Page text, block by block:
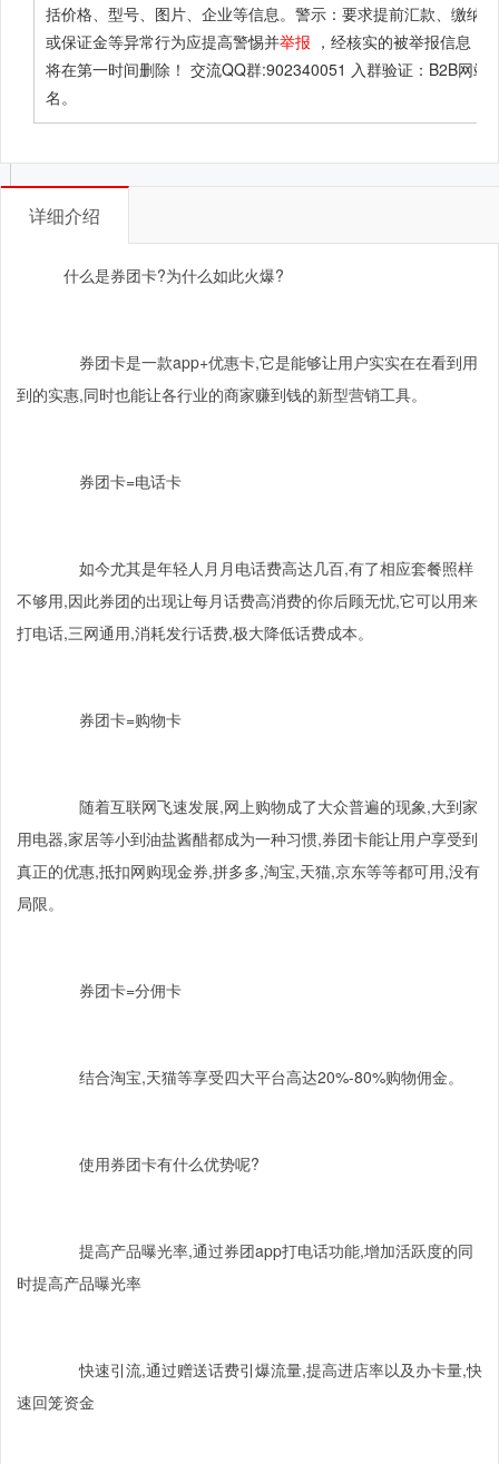
括价格、型号、图片、企业等信息。警示：要求提前汇款、缴纳
或保证金等异常行为应提高警惕并举报 ，经核实的被举报信息，
将在第一时间删除！ 交流QQ群:902340051 入群验证：B2B网站
名。
详细介绍
什么是券团卡?为什么如此火爆?
券团卡是一款app+优惠卡,它是能够让用户实实在在看到用
到的实惠,同时也能让各行业的商家赚到钱的新型营销工具。
券团卡=电话卡
如今尤其是年轻人月月电话费高达几百,有了相应套餐照样
不够用,因此券团的出现让每月话费高消费的你后顾无忧,它可以用来
打电话,三网通用,消耗发行话费,极大降低话费成本。
券团卡=购物卡
随着互联网飞速发展,网上购物成了大众普遍的现象,大到家
用电器,家居等小到油盐酱醋都成为一种习惯,券团卡能让用户享受到
真正的优惠,抵扣网购现金券,拼多多,淘宝,天猫,京东等等都可用,没有
局限。
券团卡=分佣卡
结合淘宝,天猫等享受四大平台高达20%-80%购物佣金。
使用券团卡有什么优势呢?
提高产品曝光率,通过券团app打电话功能,增加活跃度的同
时提高产品曝光率
快速引流,通过赠送话费引爆流量,提高进店率以及办卡量,快
速回笼资金